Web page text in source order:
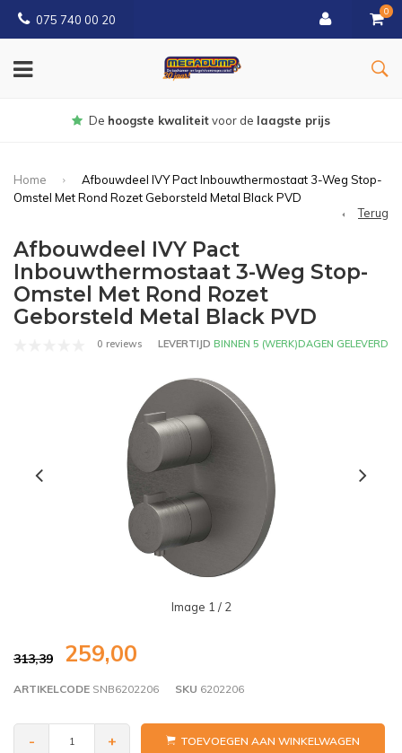
075 740 00 20
0
laagste prijs Gratis
Home
Afbouwdeel IVY Pact Inbouwthermostaat 3-Weg Stop-
Omstel Met Rond Rozet Geborsteld Metal Black PVD
Terug
Afbouwdeel IVY Pact
Inbouwthermostaat 3-Weg Stop-
Omstel Met Rond Rozet
Geborsteld Metal Black PVD
0 reviews LEVERTIJD BINNEN 5 (WERK)DAGEN GELEVERD
Image 1 / 2
313,39 259,00
ARTIKELCODE SNB6202206 SKU 6202206
- + TOEVOEGEN AAN WINKELWAGEN